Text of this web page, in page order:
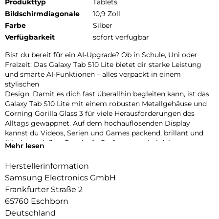
Produkttyp
Tablets
Bildschirmdiagonale
10,9 Zoll
Farbe
Silber
Verfügbarkeit
sofort verfügbar
Bist du bereit für ein AI-Upgrade? Ob in Schule, Uni oder
Freizeit: Das Galaxy Tab S10 Lite bietet dir starke Leistung
und smarte AI-Funktionen – alles verpackt in einem
stylischen
Design. Damit es dich fast überallhin begleiten kann, ist das
Galaxy Tab S10 Lite mit einem robusten Metallgehäuse und
Corning Gorilla Glass 3 für viele Herausforderungen des
Alltags gewappnet. Auf dem hochauflösenden Display
kannst du Videos, Serien und Games packend, brillant und
flüssig genießen. Damit die Performance bei deinen
bleibt, treibt das starke Innenleben dein Galaxy Tab S10 Lite
Projekten kann dich das Galaxy Tab S10 Lite nach vorne
bringen.
Mit der Unterstützung von Google Gemini1 und Circle to
Search2 kannst du Informationen schnell finden und effizient
Mehr lesen
Herstellerinformation
Samsung Electronics GmbH
Frankfurter Straße 2
65760 Eschborn
Deutschland